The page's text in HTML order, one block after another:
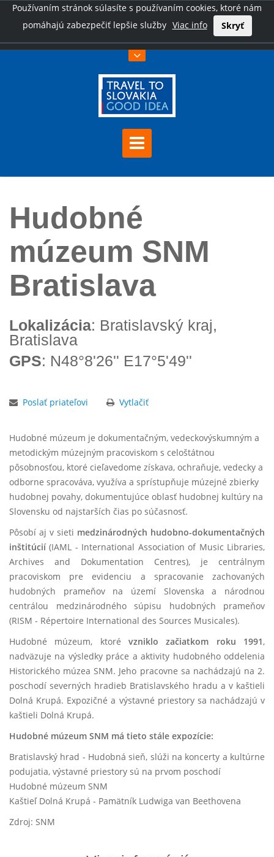
Používaním stránok súlasíte s používaním cookies, ktoré nám
pomáhajú zabezpečiť lepšie služby Viac info Skryť
Hudobné múzeum SNM Bratislava
Hudobné
múzeum SNM
Bratislava
Lokalizácia: Bratislavský kraj,
Bratislava
GPS: N48°8'26'' E17°5'49''
Poslať priateľovi Vytlačiť
Hudobné múzeum je dokumentačným, vedeckovýskumným a
metodickým múzejným pracoviskom s celoštátnou
pôsobnosťou, ktoré cieľavedome získava, ochraňuje, vedecky a
odborne spracováva, využíva a sprístupňuje múzejné zbierky
hudobnej povahy, dokumentujúce oblasť hudobnej kultúry na
Slovensku od najstarších čias po súčasnosť.
Pôsobí aj v sieti medzinárodných hudobno-dokumentačných
inštitúcií (IAML - International Association of Music Libraries,
Archives and Dokumentation Centres), je centrálnym
pracoviskom pre evidenciu a spracovanie zachovaných
hudobných prameňov na území Slovenska a národnou
centrálou medzinárodného súpisu hudobných prameňov
(RISM - Répertoire International des Sources Musicales).
Hudobné múzeum, ktoré vzniklo začiatkom roku 1991,
nadväzuje na výsledky práce a aktivity hudobného oddelenia
Historického múzea SNM. Jeho pracovne sa nachádzajú na 2.
poschodí severných hradieb Bratislavského hradu a v kaštieli
Dolná Krupá. Expozičné a výstavné priestory sa nachádzajú v
kaštieli Dolná Krupá.
Hudobné múzeum SNM má tieto stále expozície:
Bratislavský hrad - Hudobná sieň, slúži na koncerty a kultúrne
podujatia, výstavné priestory sú na prvom poschodí
Hudobné múzeum SNM
Kaštieľ Dolná Krupá - Pamätník Ludwiga van Beethovena
Zdroj: SNM